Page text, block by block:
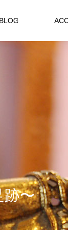
BLOG
跡〜